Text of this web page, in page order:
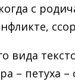
с
вида
– петуха –